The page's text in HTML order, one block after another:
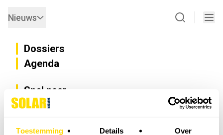
Toestemming Details Over
Nieuws
Dossiers
Agenda
Snel naar
Privacy
Nieuwsbrief